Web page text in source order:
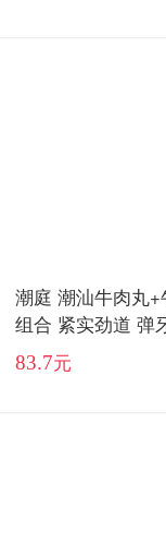
潮庭 潮汕牛肉丸
组合 紧实劲道 弹
顺丰包邮
83.7元